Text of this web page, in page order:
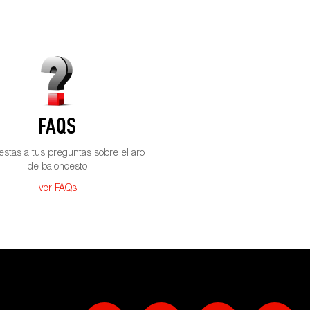
FAQS
a tus preguntas sobre el aro
de baloncesto
ver FAQs